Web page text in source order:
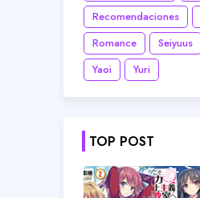
Recomendaciones
Romance
Seiyuus
Yaoi
Yuri
TOP POST